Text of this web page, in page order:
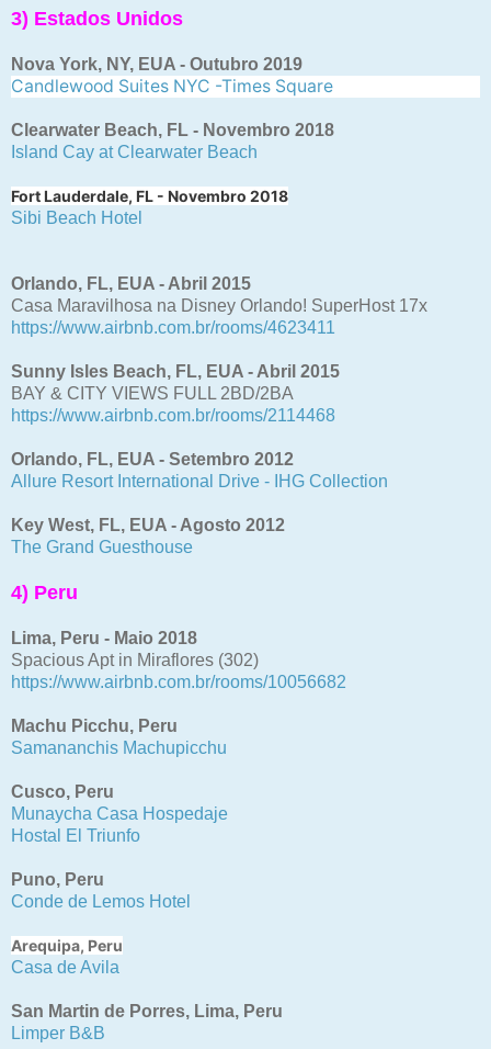
3) Estados Unidos
Nova York, NY, EUA - Outubro 2019
Candlewood Suites NYC -Times Square
Clearwater Beach, FL - Novembro 2018
Island Cay at Clearwater Beach
Fort Lauderdale, FL - Novembro 2018
Sibi Beach Hotel
Orlando, FL, EUA - Abril 2015
Casa Maravilhosa na Disney Orlando! SuperHost 17x
https://www.airbnb.com.br/rooms/4623411
Sunny Isles Beach, FL, EUA - Abril 2015
BAY & CITY VIEWS FULL 2BD/2BA
https://www.airbnb.com.br/rooms/2114468
Orlando, FL, EUA - Setembro 2012
Allure Resort International Drive - IHG Collection
Key West, FL, EUA - Agosto 2012
The Grand Guesthouse
4) Peru
Lima, Peru - Maio 2018
Spacious Apt in Miraflores (302)
https://www.airbnb.com.br/rooms/10056682
Machu Picchu, Peru
Samananchis Machupicchu
Cusco, Peru
Munaycha Casa Hospedaje
Hostal El Triunfo
Puno, Peru
Conde de Lemos Hotel
Arequipa, Peru
Casa de Avila
San Martin de Porres, Lima, Peru
Limper B&B